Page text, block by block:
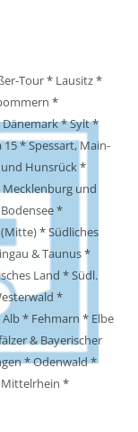
Tour* Lausitz*
*
Dänemark*Sylt*
15*Spessart, Main-
Hunsrück*
Mecklenburg und
*
*Südliches
& Taunus*
Land *Südl.
*
Alb* Fehmarn * Elbe
& Bayerischer
*Odenwald*
Mittelrhein *